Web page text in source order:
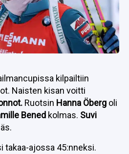
kilpailtiin
Naisten kisan voitti
Ruotsin Hanna Öberg oli
Bened kolmas. Suvi
takaa-ajossa 45:nneksi.